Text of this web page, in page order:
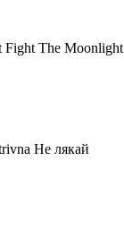
Fight The Moonlight
Не лякай